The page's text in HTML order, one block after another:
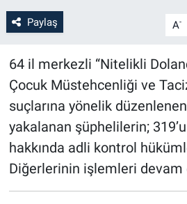
Paylaş A-
64 il merkezli “Nitelikli
Çocuk Müstehcenliği ve
suçlarına yönelik
yakalanan şüphelilerin;
hakkında adli kontrol
Diğerlerinin işlemleri devam